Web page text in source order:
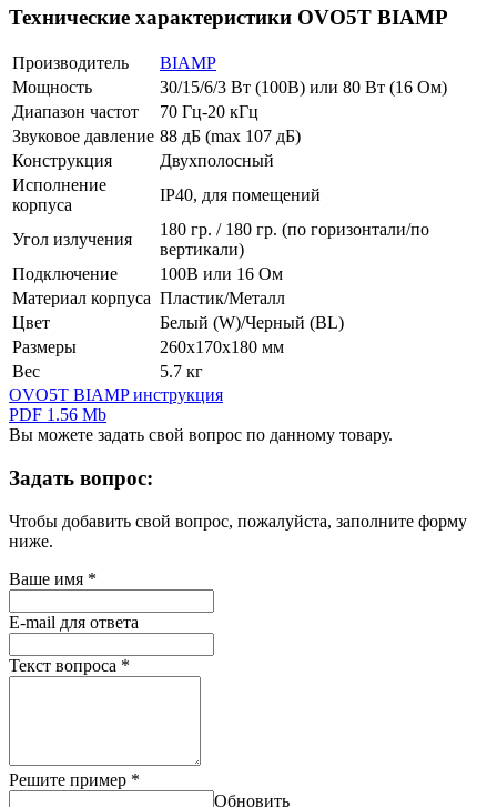
Технические характеристики OVO5T BIAMP
Производитель
BIAMP
Мощность
30/15/6/3 Вт (100В) или 80 Вт (16 Ом)
Диапазон частот
70 Гц-20 кГц
Звуковое давление 88 дБ (max 107 дБ)
Конструкция
Двухполосный
Исполнение
корпуса
IP40, для помещений
Угол излучения
180 гр. / 180 гр. (по горизонтали/по
вертикали)
Подключение
100В или 16 Ом
Материал корпуса Пластик/Металл
Цвет
Белый (W)/Черный (BL)
Размеры
260х170х180 мм
Вес
5.7 кг
OVO5T BIAMP инструкция
PDF 1.56 Mb
Вы можете задать свой вопрос по данному товару.
Задать вопрос:
Чтобы добавить свой вопрос, пожалуйста, заполните форму
ниже.
Ваше имя *
E-mail для ответа
Текст вопроса *
Решите пример *
Обновить